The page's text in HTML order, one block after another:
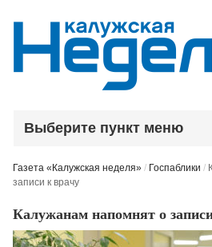
Выберите пункт меню
Газета «Калужская неделя» / Госпаблики /
записи к врачу
Калужанам напомнят о